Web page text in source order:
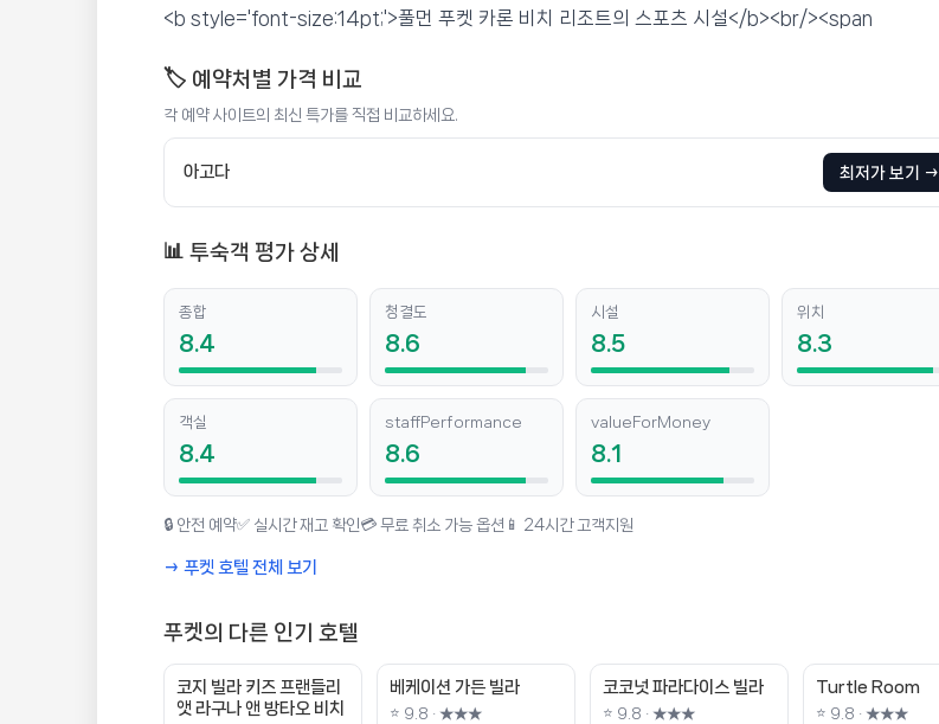
💰 최저가 확인 · 예약하기
<b style='font-size:14pt;'>풀먼 푸켓 카론 비치 리조트의 스포츠 시설</b><br/><span
🏷️ 예약처별 가격 비교
각 예약 사이트의 최신 특가를 직접 비교하세요.
아고다 최저가 보기 →
📊 투숙객 평가 상세
종합
8.4
청결도
8.6
시설
8.5
위치
8.3
객실
8.4
staffPerformance
8.6
valueForMoney
8.1
🔒 안전 예약✅ 실시간 재고 확인💳 무료 취소 가능 옵션 📱 24시간 고객지원
→ 푸켓 호텔 전체 보기
푸켓의 다른 인기 호텔
코지 빌라 키즈 프랜들리
앳 라구나 앤 방타오 비치
베케이션 가든 빌라
⭐ 9.8 · ★★★
코코넛 파라다이스 빌라
⭐ 9.8 · ★★★
Turtle Room
⭐ 9.8 · ★★★